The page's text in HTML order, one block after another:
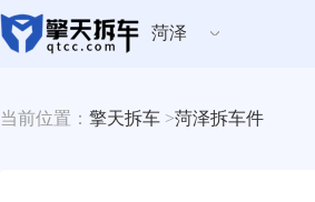
菏泽
当前位置： 擎天拆车 >菏泽拆车件